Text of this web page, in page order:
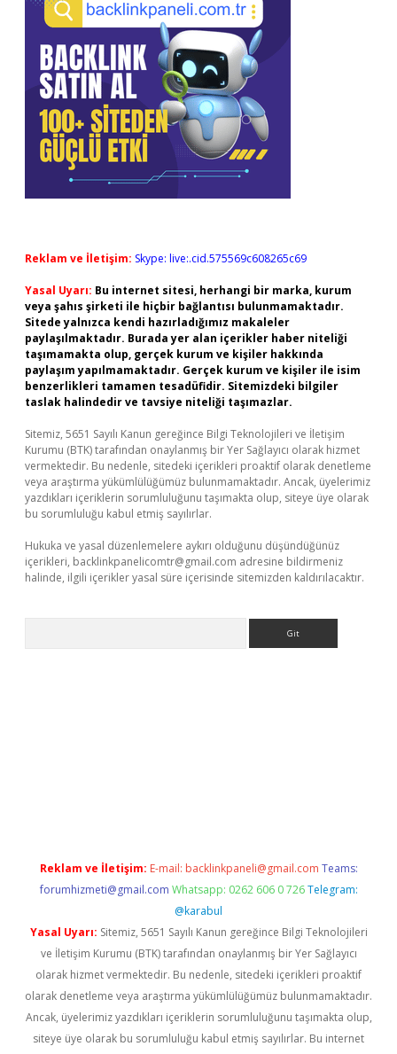
Reklam ve İletişim: Skype: live:.cid.575569c608265c69
Yasal Uyarı: Bu internet sitesi, herhangi bir marka, kurum
veya şahıs şirketi ile hiçbir bağlantısı bulunmamaktadır.
Sitede yalnızca kendi hazırladığımız makaleler
paylaşılmaktadır. Burada yer alan içerikler haber niteliği
taşımamakta olup, gerçek kurum ve kişiler hakkında
paylaşım yapılmamaktadır. Gerçek kurum ve kişiler ile isim
benzerlikleri tamamen tesadüfidir. Sitemizdeki bilgiler
taslak halindedir ve tavsiye niteliği taşımazlar.
Sitemiz, 5651 Sayılı Kanun gereğince Bilgi Teknolojileri ve İletişim
Kurumu (BTK) tarafından onaylanmış bir Yer Sağlayıcı olarak hizmet
vermektedir. Bu nedenle, sitedeki içerikleri proaktif olarak denetleme
veya araştırma yükümlülüğümüz bulunmamaktadır. Ancak, üyelerimiz
yazdıkları içeriklerin sorumluluğunu taşımakta olup, siteye üye olarak
bu sorumluluğu kabul etmiş sayılırlar.
Hukuka ve yasal düzenlemelere aykırı olduğunu düşündüğünüz
içerikleri, backlinkpanelicomtr@gmail.com adresine bildirmeniz
halinde, ilgili içerikler yasal süre içerisinde sitemizden kaldırılacaktır.
Reklam ve İletişim: E-mail: backlinkpaneli@gmail.com Teams:
forumhizmeti@gmail.com Whatsapp: 0262 606 0 726 Telegram:
@karabul
Yasal Uyarı: Sitemiz, 5651 Sayılı Kanun gereğince Bilgi Teknolojileri
ve İletişim Kurumu (BTK) tarafından onaylanmış bir Yer Sağlayıcı
olarak hizmet vermektedir. Bu nedenle, sitedeki içerikleri proaktif
olarak denetleme veya araştırma yükümlülüğümüz bulunmamaktadır.
Ancak, üyelerimiz yazdıkları içeriklerin sorumluluğunu taşımakta olup,
siteye üye olarak bu sorumluluğu kabul etmiş sayılırlar. Bu internet